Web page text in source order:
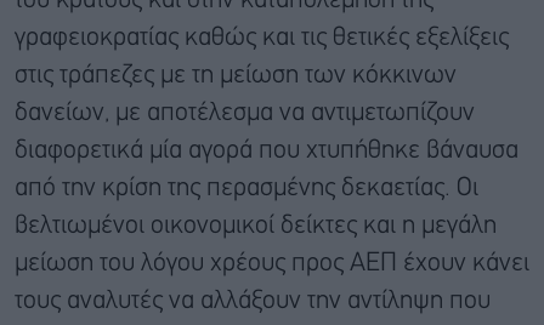
γραφειοκρατίας καθώς και τις θετικές εξελίξεις
στις τράπεζες με τη μείωση των κόκκινων
δανείων, με αποτέλεσμα να αντιμετωπίζουν
διαφορετικά μία αγορά που χτυπήθηκε βάναυσα
από την κρίση της περασμένης δεκαετίας. Οι
βελτιωμένοι οικονομικοί δείκτες και η μεγάλη
μείωση του λόγου χρέους προς ΑΕΠ έχουν κάνει
τους αναλυτές να αλλάξουν την αντίληψη που